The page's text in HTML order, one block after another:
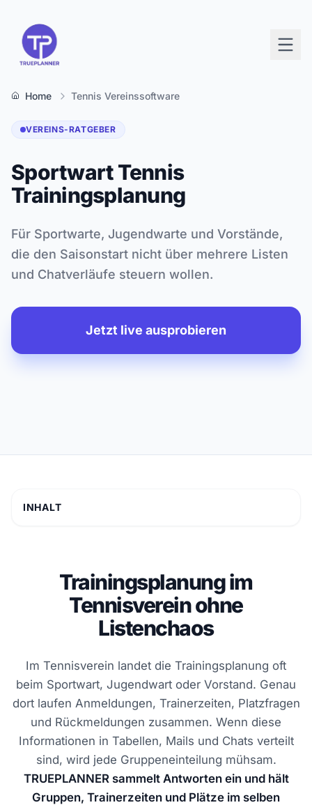
Home Tennis Vereinssoftware
VEREINS-RATGEBER
Sportwart Tennis
Trainingsplanung
Für Sportwarte, Jugendwarte und Vorstände,
die den Saisonstart nicht über mehrere Listen
und Chatverläufe steuern wollen.
Jetzt live ausprobieren
Trainingsplanung im
Tennisverein ohne
Listenchaos
Im Tennisverein landet die Trainingsplanung oft
beim Sportwart, Jugendwart oder Vorstand. Genau
dort laufen Anmeldungen, Trainerzeiten, Platzfragen
und Rückmeldungen zusammen. Wenn diese
Informationen in Tabellen, Mails und Chats verteilt
sind, wird jede Gruppeneinteilung mühsam.
TRUEPLANNER sammelt Antworten ein und hält
Gruppen, Trainerzeiten und Plätze im selben
INHALT